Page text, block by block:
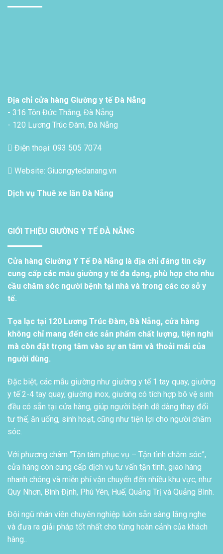
Địa chỉ cửa hàng Giường y tế Đà Nẵng
- 316 Tôn Đức Thắng, Đà Nẵng
- 120 Lương Trúc Đàm, Đà Nẵng
Điện thoại: 093 505 7074
Website: Giuongytedanang.vn
Dịch vụ Thuê xe lăn Đà Nẵng
GIỚI THIỆU GIƯỜNG Y TẾ ĐÀ NẴNG
Cửa hàng Giường Y Tế Đà Nẵng là địa chỉ đáng tin cậy
cung cấp các mẫu giường y tế đa dạng, phù hợp cho nhu
cầu chăm sóc người bệnh tại nhà và trong các cơ sở y
tế.
Tọa lạc tại 120 Lương Trúc Đàm, Đà Nẵng, cửa hàng
không chỉ mang đến các sản phẩm chất lượng, tiện nghi
mà còn đặt trọng tâm vào sự an tâm và thoải mái của
người dùng.
Đặc biệt, các mẫu giường như giường y tế 1 tay quay, giường
y tế 2-4 tay quay, giường inox, giường có tích hợp bô vệ sinh
đều có sẵn tại cửa hàng, giúp người bệnh dễ dàng thay đổi
tư thế, ăn uống, sinh hoạt, cũng như tiện lợi cho người chăm
sóc.
Với phương châm “Tận tâm phục vụ – Tận tình chăm sóc”,
cửa hàng còn cung cấp dịch vụ tư vấn tận tình, giao hàng
nhanh chóng và miễn phí vận chuyển đến nhiều khu vực, như
Quy Nhơn, Bình Định, Phú Yên, Huế, Quảng Trị và Quảng Bình.
Đội ngũ nhân viên chuyên nghiệp luôn sẵn sàng lắng nghe
và đưa ra giải pháp tốt nhất cho từng hoàn cảnh của khách
hàng..